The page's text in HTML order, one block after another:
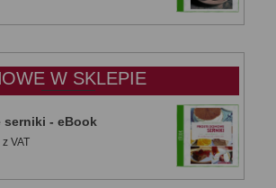
od
do
50,00 złW SKLEPIE
serniki - eBook
z VAT